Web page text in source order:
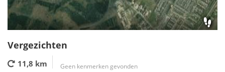
Vergezichten
11,8 km Geen kenmerken gevonden